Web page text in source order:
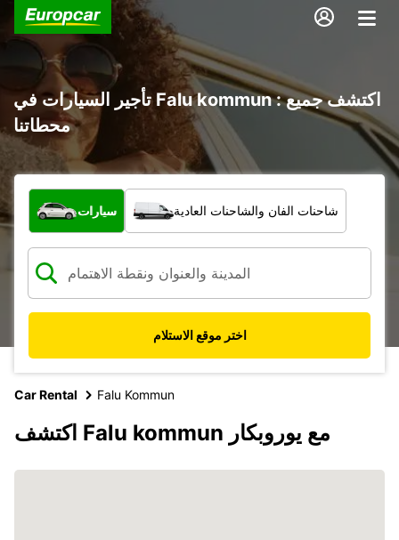
تأجير السيارات في Falu kommun : اكتشف جميع
محطاتنا
ما نوع المركبة؟
سيارات شاحنات الفان والشاحنات العادية
اختر موقع الاستلام
Car Rental Falu Kommun
اكتشف Falu kommun مع يوروبكار